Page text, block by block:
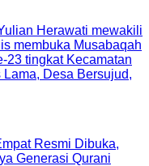
Resmi Dibuka,
Generasi Qurani